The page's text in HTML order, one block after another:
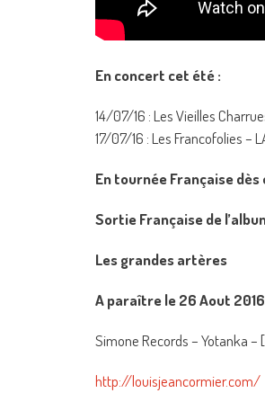
En concert cet été :
14/07/16 : Les Vieilles
17/07/16 : Les Francofolies –
En tournée Française
Sortie Française de
Les grandes artères
A paraître le 26 Aout 2016
Simone Records – Yotanka –
http://louisjeancormier.com/